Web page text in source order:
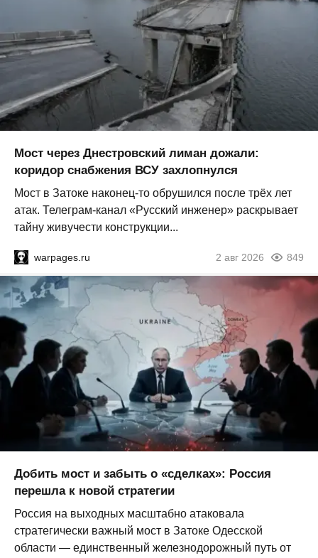
Мост через Днестровский лиман дожали:
коридор снабжения ВСУ захлопнулся
Мост в Затоке наконец-то обрушился после трёх лет
атак. Телеграм-канал «Русский инженер» раскрывает
тайну живучести конструкции...
warpages.ru 2 авг 2026 849
Добить мост и забыть о «сделках»: Россия
перешла к новой стратегии
Россия на выходных масштабно атаковала
стратегически важный мост в Затоке Одесской
области — единственный железнодорожный путь от